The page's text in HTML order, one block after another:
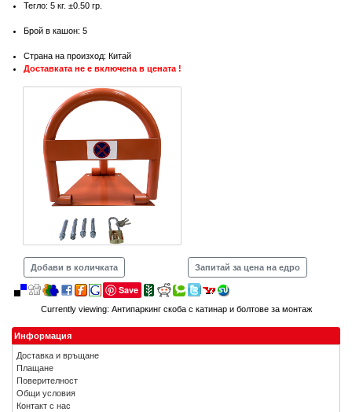
Тегло: 5 кг. ±0.50 гр.
Брой в кашон: 5
Страна на произход: Китай
Доставката не е включена в цената !
Добави в количката Запитай за цена на едро
Save
Currently viewing: Антипаркинг скоба с катинар и болтове за монтаж
Информация
Доставка и връщане
Плащане
Поверителност
Общи условия
Контакт с нас